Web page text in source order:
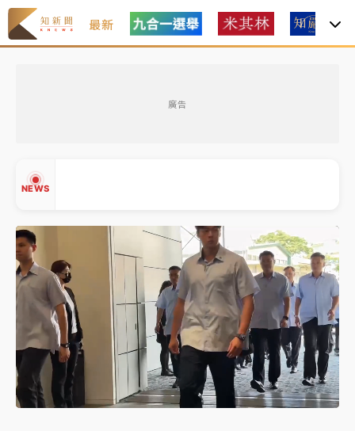
最新
廣告
NEWS
故宮《龍藏經》特展第2檔！今線上預約開賣一度塞車
周六起展出延長至晚上7時
台東農業處長涉圖利渡假村！東檢抗告成功 今重開羈
押庭
父親節泡湯了！中颱白海豚雨彈轟3天 「紅到發紫」降
雨熱區曝
台積電殺35元、台股跌近300點 被動元件、低軌衛星
及載板皆走弱
中信慈善基金會想增加董事人數！辜仲諒向法院聲請遭
駁 理由曝光
▲
Unmute Loaded
72.36%